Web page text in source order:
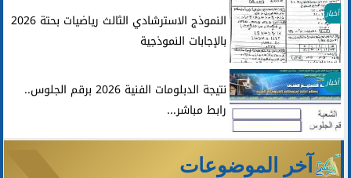
أخبار
النموذج الاسترشادي الثالث رياضيات بحتة 2026
بالإجابات النموذجية
أخبار
نتيجة الدبلومات الفنية 2026 برقم الجلوس..
رابط مباشر...
آخر الموضوعات